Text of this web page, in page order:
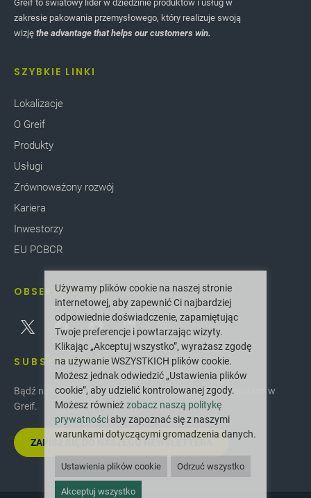
Greif to światowy lider w dziedzinie produktów i usług w
zakresie pakowania przemysłowego, który realizuje swoją
wizję the advantage that helps our customers win.
SZYBKIE LINKI
Lokalizacje
O Greif
Produkty
Usługi
Zrównoważony rozwój
Kariera
Inwestorzy
EU PCBCR
OBSERWUJ NAS
SUBSKRYBOWAĆ
Bądź na bieżąco z najnowszymi innowacjami i nowościami w
Greif.
ZAPISZ SIĘ DO NASZEGO NEWSLETTERA
Używamy plików cookie na naszej stronie
internetowej, aby zapewnić Ci najbardziej
odpowiednie doświadczenie, zapamiętując
Twoje preferencje i powtarzając wizyty.
Klikając „Akceptuj wszystko”, wyrażasz zgodę
na używanie WSZYSTKICH plików cookie.
Możesz jednak odwiedzić „Ustawienia plików
cookie”, aby udzielić kontrolowanej zgody.
Możesz równieżzobacz naszą politykę
prywatnościaby zapoznać się z naszymi
warunkami dotyczącymi gromadzenia danych.
Ustawienia plików cookie Odrzuć wszystko
Akceptuj wszystko